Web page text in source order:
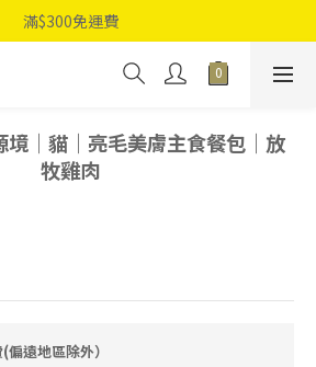
滿$300免運費
｜貓｜亮毛美膚主食餐包｜放
牧雞肉
遠地區除外）